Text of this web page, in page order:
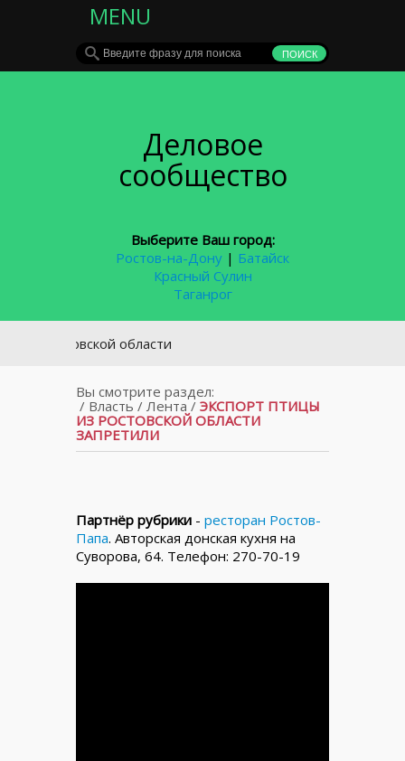
MENU
Деловое
сообщество
Выберите Ваш город:
Ростов-на-Дону | Батайск
Красный Сулин
Таганрог
области
Вы смотрите раздел:
/ Власть / Лента / ЭКСПОРТ ПТИЦЫ
ИЗ РОСТОВСКОЙ ОБЛАСТИ
ЗАПРЕТИЛИ
Партнёр рубрики - ресторан Ростов-
Папа. Авторская донская кухня на
Суворова, 64. Телефон: 270-70-19